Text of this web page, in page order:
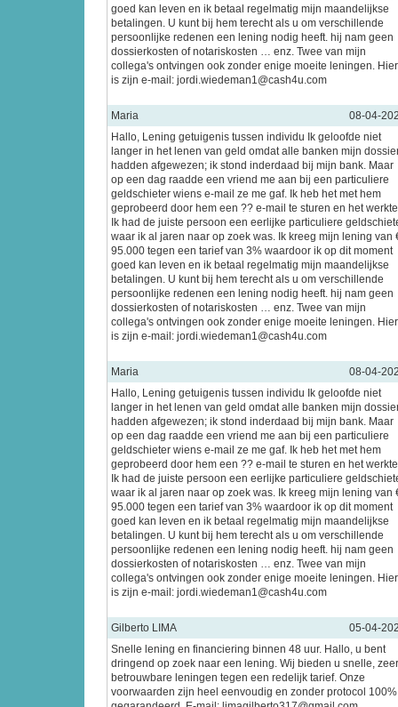
goed kan leven en ik betaal regelmatig mijn maandelijkse
betalingen. U kunt bij hem terecht als u om verschillende
persoonlijke redenen een lening nodig heeft. hij nam geen
dossierkosten of notariskosten … enz. Twee van mijn
collega's ontvingen ook zonder enige moeite leningen. Hier
is zijn e-mail: jordi.wiedeman1@cash4u.com
Maria
08-04-
Hallo, Lening getuigenis tussen individu Ik geloofde niet
langer in het lenen van geld omdat alle banken mijn
hadden afgewezen; ik stond inderdaad bij mijn bank. Maar
op een dag raadde een vriend me aan bij een particuliere
geldschieter wiens e-mail ze me gaf. Ik heb het met hem
geprobeerd door hem een ?? e-mail te sturen en het
Ik had de juiste persoon een eerlijke particuliere
waar ik al jaren naar op zoek was. Ik kreeg mijn lening van
95.000 tegen een tarief van 3% waardoor ik op dit moment
goed kan leven en ik betaal regelmatig mijn maandelijkse
betalingen. U kunt bij hem terecht als u om verschillende
persoonlijke redenen een lening nodig heeft. hij nam geen
dossierkosten of notariskosten … enz. Twee van mijn
collega's ontvingen ook zonder enige moeite leningen. Hier
is zijn e-mail: jordi.wiedeman1@cash4u.com
Maria
08-04-
Hallo, Lening getuigenis tussen individu Ik geloofde niet
langer in het lenen van geld omdat alle banken mijn
hadden afgewezen; ik stond inderdaad bij mijn bank. Maar
op een dag raadde een vriend me aan bij een particuliere
geldschieter wiens e-mail ze me gaf. Ik heb het met hem
geprobeerd door hem een ?? e-mail te sturen en het
Ik had de juiste persoon een eerlijke particuliere
waar ik al jaren naar op zoek was. Ik kreeg mijn lening van
95.000 tegen een tarief van 3% waardoor ik op dit moment
goed kan leven en ik betaal regelmatig mijn maandelijkse
betalingen. U kunt bij hem terecht als u om verschillende
persoonlijke redenen een lening nodig heeft. hij nam geen
dossierkosten of notariskosten … enz. Twee van mijn
collega's ontvingen ook zonder enige moeite leningen. Hier
is zijn e-mail: jordi.wiedeman1@cash4u.com
Gilberto LIMA
05-04-
Snelle lening en financiering binnen 48 uur. Hallo, u bent
dringend op zoek naar een lening. Wij bieden u snelle, zeer
betrouwbare leningen tegen een redelijk tarief. Onze
voorwaarden zijn heel eenvoudig en zonder protocol 100%